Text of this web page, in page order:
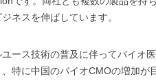
ネスを伸ばしています。
ース技術の普及に伴ってバイオ
特に中国のバイオCMOの増加が